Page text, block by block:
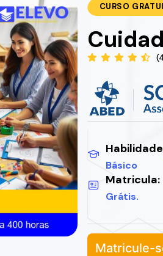
CURSO
Básico
Matricula:
Grátis.
Matricule-